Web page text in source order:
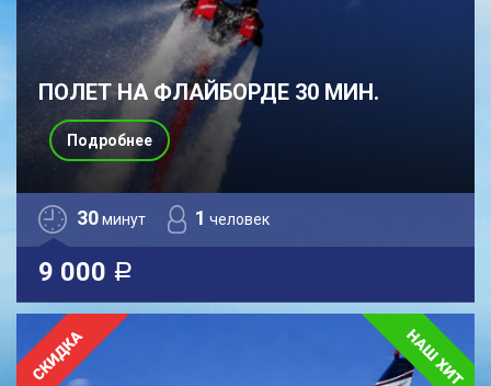
ПОЛЕТ НА ФЛАЙБОРДЕ 30 МИН.
30минут 1 человек
9 000 a
Подробнее